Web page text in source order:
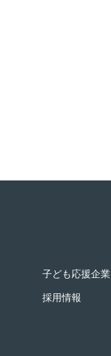
子ども応援企業
採用情報